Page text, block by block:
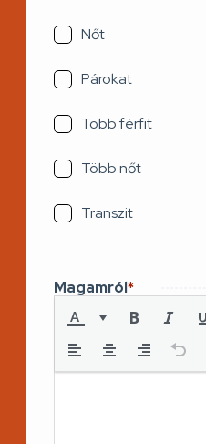
Nőt
Párokat
Több férfit
Több nőt
Transzit
Magamról*